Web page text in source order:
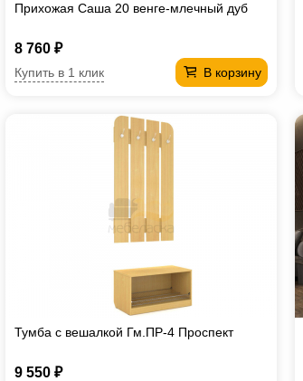
Прихожая Саша 20 венге-млечный дуб
8 760 ₽
В корзину
Купить в 1 клик
Тумба с вешалкой Гм.ПР-4 Проспект
9 550 ₽